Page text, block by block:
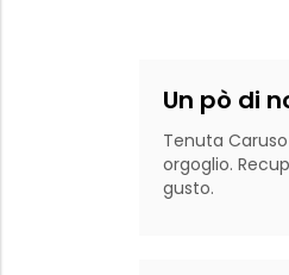
Un pò di
Tenuta
orgoglio.
gusto.